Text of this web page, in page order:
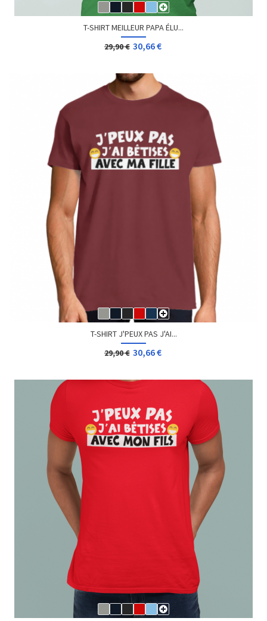
T-SHIRT MEILLEUR PAPA ÉLU...
29,90 € 30,66 €
T-SHIRT J'PEUX PAS J'AI...
29,90 € 30,66 €